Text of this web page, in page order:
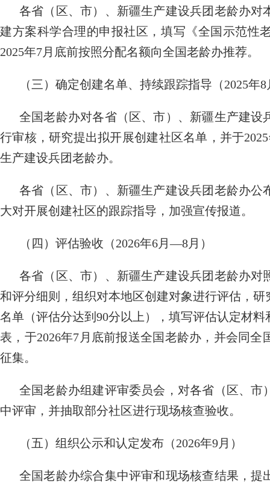
各省（区、市）、新疆生产建设兵团老龄办
建方案科学合理的申报社区，填写《全国示范性
2025年7月底前按照分配名额向全国老龄办推荐。
（三）确定创建名单、持续跟踪指导（2025年
全国老龄办对各省（区、市）、新疆生产建
行审核，研究提出拟开展创建社区名单，并于
生产建设兵团老龄办。
各省（区、市）、新疆生产建设兵团老龄办
大对开展创建社区的跟踪指导，加强宣传报道。
（四）评估验收（2026年6月—8月）
各省（区、市）、新疆生产建设兵团老龄办
和评分细则，组织对本地区创建对象进行评估，
名单（评估分达到90分以上），填写评估认定材
表，于2026年7月底前报送全国老龄办，并会同
征集。
全国老龄办组建评审委员会，对各省（区、
中评审，并抽取部分社区进行现场核查验收。
（五）组织公示和认定发布（2026年9月）
全国老龄办综合集中评审和现场核查结果，